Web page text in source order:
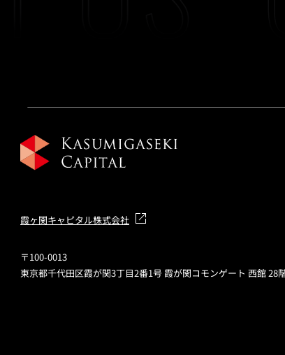
霞ヶ関キャピタル株式会社
〒100-0013
東京都千代田区霞が関3丁目2番1号 霞が関コモンゲート 西館 28